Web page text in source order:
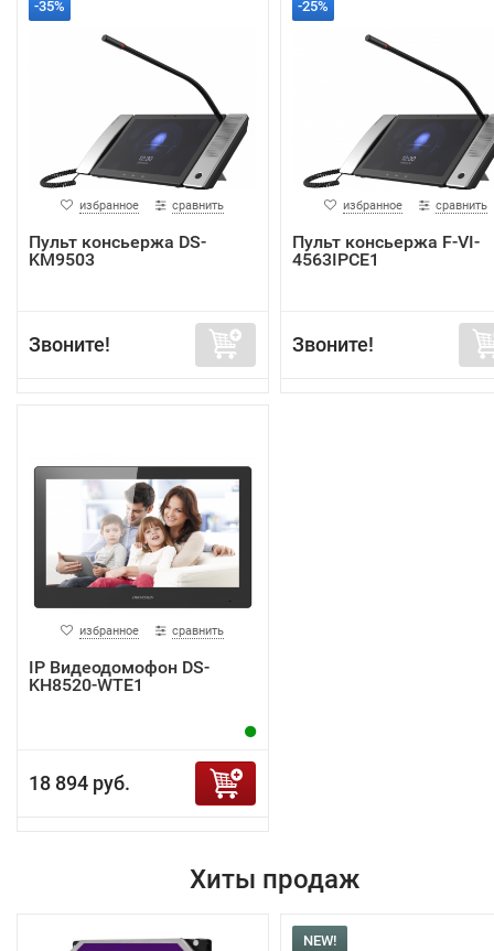
-35%
избранное сравнить
Пульт консьержа DS-
KM9503
Звоните!
-25%
избранное сравнить
Пульт консьержа F-VI-
4563IPCE1
Звоните!
избранное сравнить
IP Видеодомофон DS-
KH8520-WTE1
18 894 руб.
Хиты продаж
NEW!